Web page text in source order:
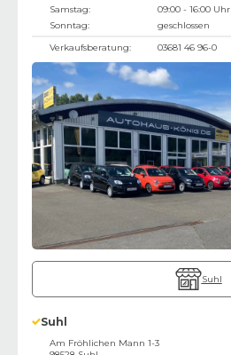
Samstag:
09:00 - 16:00 Uhr
Sonntag:
geschlossen
Verkaufsberatung:
03681 46 96-0
Suhl
Suhl
Am Fröhlichen Mann 1-3